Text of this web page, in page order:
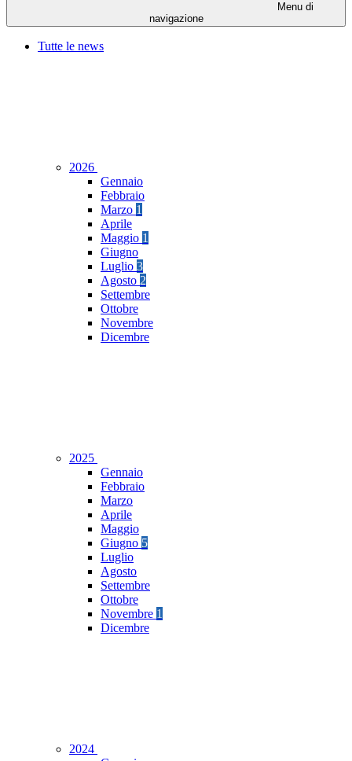
Menu di
navigazione
Tutte le news
2026
Gennaio
Febbraio
Marzo 1
Aprile
Maggio 1
Giugno
Luglio 3
Agosto 2
Settembre
Ottobre
Novembre
Dicembre
2025
Gennaio
Febbraio
Marzo
Aprile
Maggio
Giugno 5
Luglio
Agosto
Settembre
Ottobre
Novembre 1
Dicembre
2024